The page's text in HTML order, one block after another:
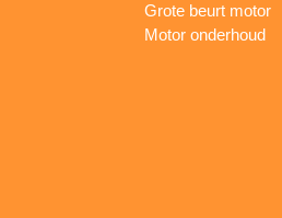
Grote beurt motor
Motor onderhoud